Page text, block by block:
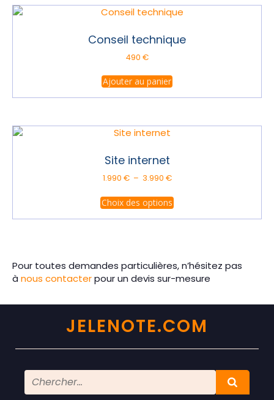
Conseil technique
490 €
Ajouter au panier
Site internet
1.990 € – 3.990 €Plage
prix :
1.990 €
Choix des optionsproduit
a
options
peuvent
sur
la
page
produit
Pour toutes demandes particulières, n’hésitez pas
à nous contacterpour un devis sur-mesure
JELENOTE.COM